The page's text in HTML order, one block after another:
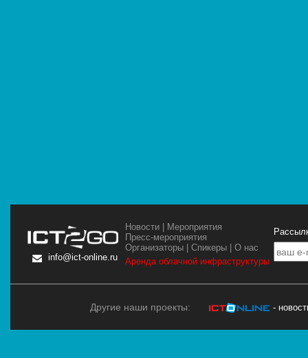
info@ict-online.ru
Новости
Мероприятия
Пресс-мероприятия
Организаторы |Спикеры |О нас
Аренда облачной инфраструктуры
Другие наши проекты: -